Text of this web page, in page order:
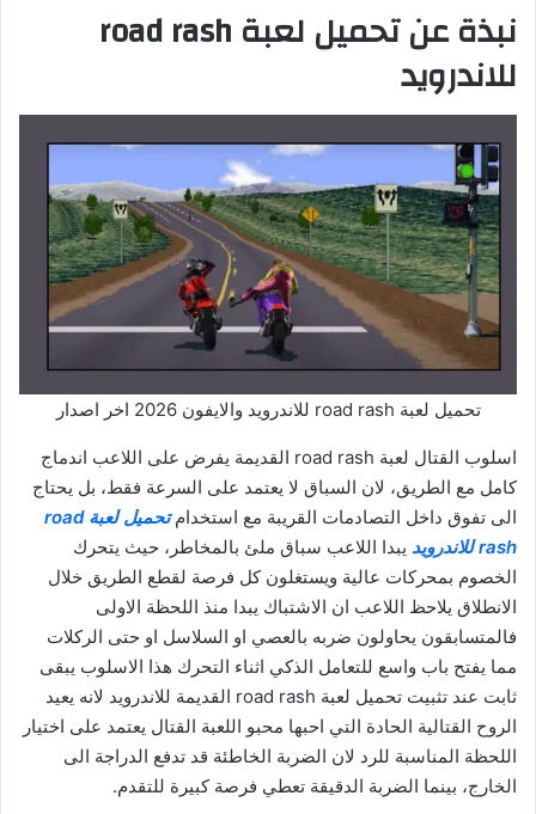
نبذة عن تحميل لعبة road rash
للاندرويد
تحميل لعبة road rash للاندرويد والايفون 2026 اخر اصدار
اسلوب القتال لعبة road rash القديمة يفرض على اللاعب اندماج
كامل مع الطريق، لان السباق لا يعتمد على السرعة فقط، بل يحتاج
الى تفوق داخل التصادمات القريبة مع استخدام
تحميل لعبة road
rash للاندرويد
يبدا اللاعب سباق ملئ بالمخاطر، حيث يتحرك
الخصوم بمحركات عالية ويستغلون كل فرصة لقطع الطريق خلال
الانطلاق يلاحظ اللاعب ان الاشتباك يبدا منذ اللحظة الاولى
فالمتسابقون يحاولون ضربه بالعصي او السلاسل او حتى الركلات
مما يفتح باب واسع للتعامل الذكي اثناء التحرك هذا الاسلوب يبقى
ثابت عند تثبيت تحميل لعبة road rash القديمة للاندرويد لانه يعيد
الروح القتالية الحادة التي احبها محبو اللعبة القتال يعتمد على اختيار
اللحظة المناسبة للرد لان الضربة الخاطئة قد تدفع الدراجة الى
الخارج، بينما الضربة الدقيقة تعطي فرصة كبيرة للتقدم.